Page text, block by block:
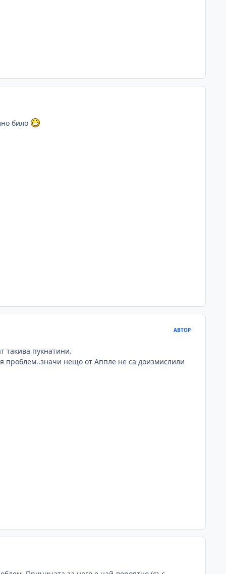
било
АВТОР
такива пукнатини.
проблем..значи нещо от Аппле не са доизмислили